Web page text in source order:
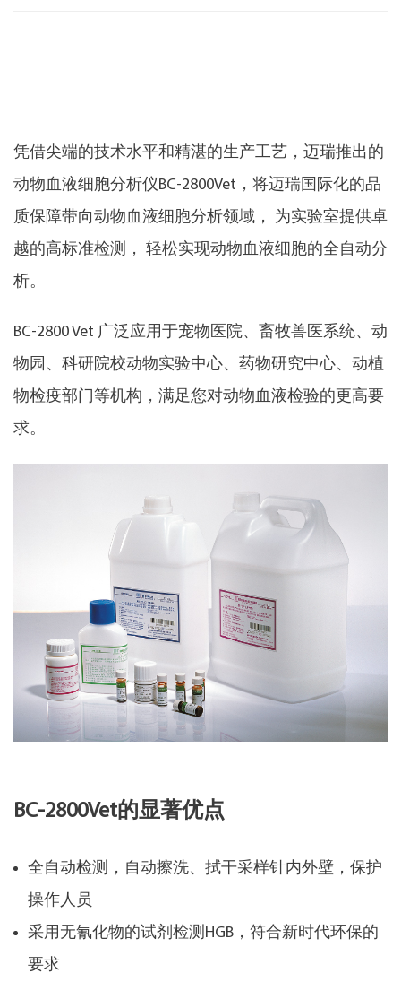
凭借尖端的技术水平和精湛的生产工艺，迈瑞推出的
动物血液细胞分析仪BC-2800Vet，将迈瑞国际化的品
质保障带向动物血液细胞分析领域， 为实验室提供卓
越的高标准检测， 轻松实现动物血液细胞的全自动分
析。
BC-2800 Vet 广泛应用于宠物医院、畜牧兽医系统、动
物园、科研院校动物实验中心、药物研究中心、动植
物检疫部门等机构，满足您对动物血液检验的更高要
求。
BC-2800Vet的显著优点
全自动检测，自动擦洗、拭干采样针内外壁，保护
操作人员
采用无氰化物的试剂检测HGB，符合新时代环保的
要求